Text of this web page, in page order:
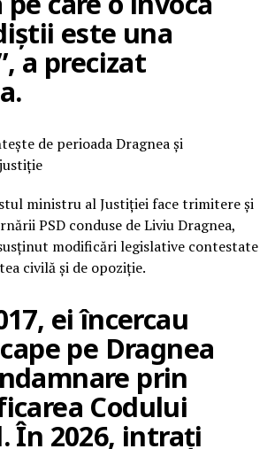
este una
a precizat
de perioada Dragnea și
ministru al Justiției face trimitere și
PSD conduse de Liviu Dragnea,
modificări legislative contestate
civilă și de opoziție.
ei încercau
pe Dragnea
prin
Codului
În 2026, intrați